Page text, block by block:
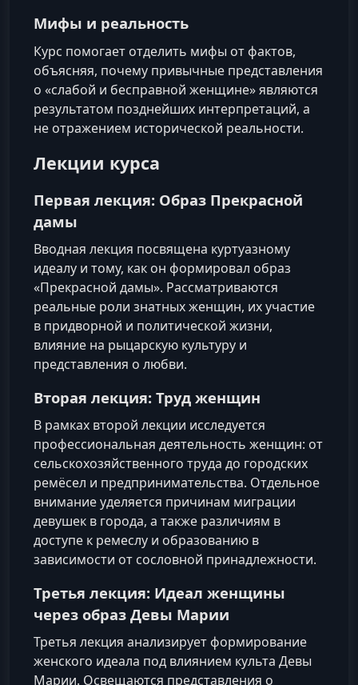
Мифы и реальность
Курс помогает отделить мифы от фактов,
объясняя, почему привычные представления
о «слабой и бесправной женщине» являются
результатом позднейших интерпретаций, а
не отражением исторической реальности.
Лекции курса
Первая лекция: Образ Прекрасной
дамы
Вводная лекция посвящена куртуазному
идеалу и тому, как он формировал образ
«Прекрасной дамы». Рассматриваются
реальные роли знатных женщин, их участие
в придворной и политической жизни,
влияние на рыцарскую культуру и
представления о любви.
Вторая лекция: Труд женщин
В рамках второй лекции исследуется
профессиональная деятельность женщин: от
сельскохозяйственного труда до городских
ремёсел и предпринимательства. Отдельное
внимание уделяется причинам миграции
девушек в города, а также различиям в
доступе к ремеслу и образованию в
зависимости от сословной принадлежности.
Третья лекция: Идеал женщины
через образ Девы Марии
Третья лекция анализирует формирование
женского идеала под влиянием культа Девы
Марии. Освещаются представления о